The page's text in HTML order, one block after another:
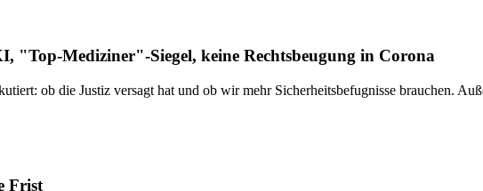
"Top-Mediziner"-Siegel, keine Rechtsbeugung in Corona
ob die Justiz versagt hat und ob wir mehr Sicherheitsbefugnisse brauchen.
Frist